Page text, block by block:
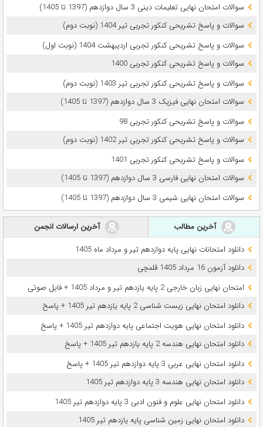
سوالات امتحان نهایی تعلیمات دینی 3 سال دوازدهم (1397 تا 1405)
سوالات و پاسخ تشریحی کنکور تجربی تیر 1404 (نوبت دوم)
سوالات و پاسخ تشریحی کنکور تجربی اردیبهشت 1404 (نوبت اول)
سوالات و پاسخ تشریحی کنکور تجربی 1400
سوالات و پاسخ تشریحی کنکور تجربی تیر 1403 (نوبت دوم)
سوالات امتحان نهایی فیزیک 3 سال دوازدهم (1397 تا 1405)
سوالات و پاسخ تشریحی کنکور تجربی 98
سوالات و پاسخ تشریحی کنکور تجربی تیر 1402 (نوبت دوم)
سوالات و پاسخ تشریحی کنکور تجربی 1401
سوالات امتحان نهایی فارسی 3 سال دوازدهم (1397 تا 1405)
سوالات امتحان نهایی شیمی 3 سال دوازدهم (1397 تا 1405)
آخرین مطالب
آخرین ارسالات انجمن
دانلود امتحانات نهایی پایه دوازدهم تیر و مرداد ماه 1405
دانلود آزمون 16 مرداد 1405 قلمچی
امتحان نهایی زبان خارجی 2 پایه یازدهم تیر و مرداد 1405 + فایل صوتی
دانلود امتحان نهایی زیست شناسی 2 پایه یازدهم تیر 1405 + پاسخ
دانلود امتحان نهایی هویت اجتماعی پایه دوازدهم تیر 1405 + پاسخ
دانلود امتحان نهایی هندسه 2 پایه یازدهم تیر 1405 + پاسخ
دانلود امتحان نهایی عربی 3 پایه دوازدهم تیر 1405 + پاسخ
دانلود امتحان نهایی هندسه 3 پایه دوازدهم تیر 1405
دانلود امتحان نهایی علوم و فنون ادبی 3 پایه دوازدهم تیر 1405
دانلود امتحان نهایی زمین شناسی پایه یازدهم تیر 1405